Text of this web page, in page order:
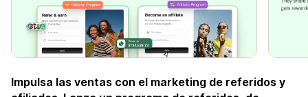
Impulsa las ventas con el marketing de referidos y